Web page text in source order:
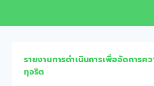
รายงานการดำเนินการเพื่อจัดการค
ทุจริต